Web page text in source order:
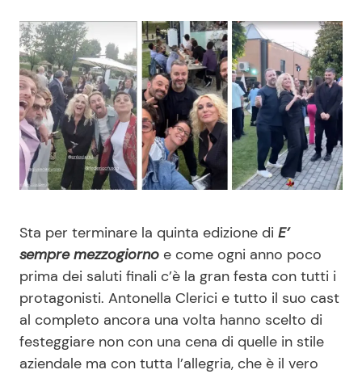
News Musica
News Spettacolo
Benessere
Casa
Mondo Mamma
News benessere
Salute
Cucina e Ricette
Consigli di Cucina
Le Ricette in TV
Primi Piatti
Ricette Facili e Veloci
Sta per terminare la quinta edizione di E’
sempre mezzogiorno e come ogni anno poco
prima dei saluti finali c’è la gran festa con tutti i
protagonisti. Antonella Clerici e tutto il suo cast
al completo ancora una volta hanno scelto di
festeggiare non con una cena di quelle in stile
aziendale ma con tutta l’allegria, che è il vero